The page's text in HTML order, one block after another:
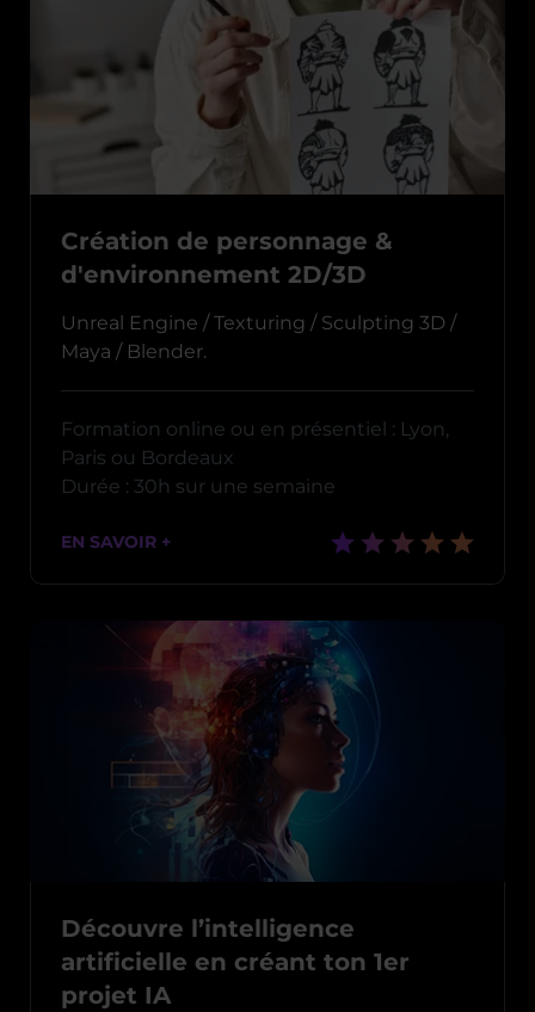
Création de personnage &
d'environnement 2D/3D
Unreal Engine / Texturing / Sculpting 3D /
Maya / Blender.
Formation online ou en présentiel : Lyon,
Paris ou Bordeaux
Durée : 30h sur une semaine
EN SAVOIR +
Découvre l’intelligence
artificielle en créant ton 1er
projet IA